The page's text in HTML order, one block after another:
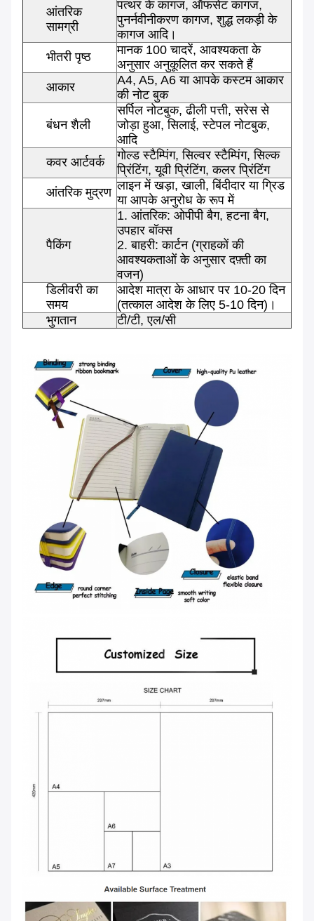
आंतरिक
सामग्री
पत्थर के कागज, ऑफसेट कागज,
पुनर्नवीनीकरण कागज, शुद्ध लकड़ी के
कागज आदि।
भीतरी पृष्ठ
मानक 100 चादरें, आवश्यकता के
अनुसार अनुकूलित कर सकते हैं
आकार
A4, A5, A6 या आपके कस्टम आकार
की नोट बुक
बंधन शैली
सर्पिल नोटबुक, ढीली पत्ती, सरेस से
जोड़ा हुआ, सिलाई, स्टेपल नोटबुक,
आदि
कवर आर्टवर्क
गोल्ड स्टैम्पिंग, सिल्वर स्टैम्पिंग, सिल्क
प्रिंटिंग, यूवी प्रिंटिंग, कलर प्रिंटिंग
आंतरिक मुद्रण लाइन में खड़ा, खाली, बिंदीदार या ग्रिड
या आपके अनुरोध के रूप में
पैकिंग
1. आंतरिक: ओपीपी बैग, हटना बैग,
उपहार बॉक्स
2. बाहरी: कार्टन (ग्राहकों की
आवश्यकताओं के अनुसार दफ़्ती का
वजन)
डिलीवरी का
समय
आदेश मात्रा के आधार पर 10-20 दिन
(तत्काल आदेश के लिए 5-10 दिन)।
भुगतान
टी/टी, एल/सी